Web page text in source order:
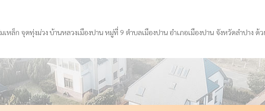
หล็ก จุดทุ่งม่วง บ้านหลวงเมืองปาน หมู่ที่ 9 ตำบลเมืองปาน อำเภอเมืองปาน จังหวัดลำปาง